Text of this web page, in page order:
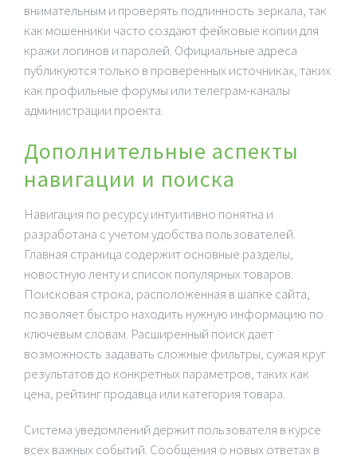
внимательным и проверять подлинность зеркала, так
как мошенники часто создают фейковые копии для
кражи логинов и паролей. Официальные адреса
публикуются только в проверенных источниках, таких
как профильные форумы или телеграм-каналы
администрации проекта.
Дополнительные аспекты
навигации и поиска
Навигация по ресурсу интуитивно понятна и
разработана с учетом удобства пользователей.
Главная страница содержит основные разделы,
новостную ленту и список популярных товаров.
Поисковая строка, расположенная в шапке сайта,
позволяет быстро находить нужную информацию по
ключевым словам. Расширенный поиск дает
возможность задавать сложные фильтры, сужая круг
результатов до конкретных параметров, таких как
цена, рейтинг продавца или категория товара.
Система уведомлений держит пользователя в курсе
всех важных событий. Сообщения о новых ответах в